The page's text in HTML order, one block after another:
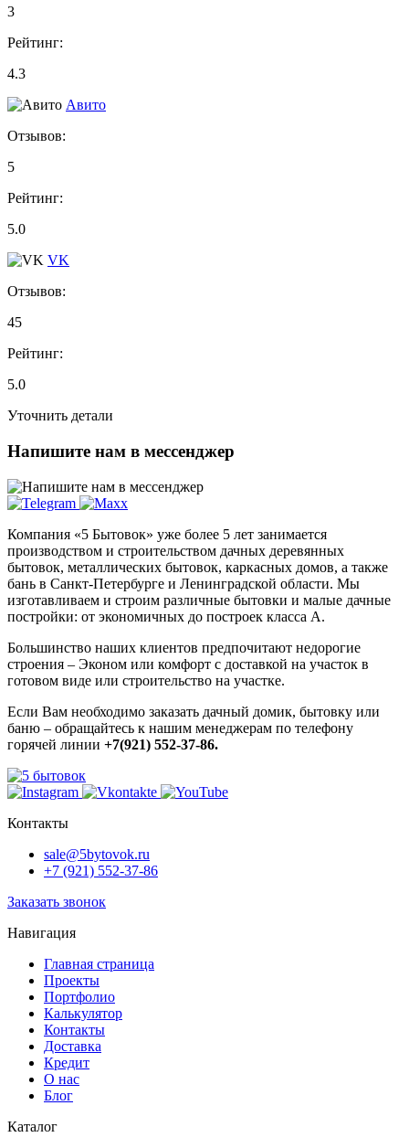
3
Рейтинг:
4.3
Авито
Отзывов:
5
Рейтинг:
5.0
VK
Отзывов:
45
Рейтинг:
5.0
Уточнить детали
Напишите нам в мессенджер
Компания «5 Бытовок» уже более 5 лет занимается
производством и строительством дачных деревянных
бытовок, металлических бытовок, каркасных домов, а также
бань в Санкт-Петербурге и Ленинградской области. Мы
изготавливаем и строим различные бытовки и малые дачные
постройки: от экономичных до построек класса А.
Большинство наших клиентов предпочитают недорогие
строения – Эконом или комфорт с доставкой на участок в
готовом виде или строительство на участке.
Если Вам необходимо заказать дачный домик, бытовку или
баню – обращайтесь к нашим менеджерам по телефону
горячей линии +7(921) 552-37-86.
Контакты
sale@5bytovok.ru
+7 (921) 552-37-86
Заказать звонок
Навигация
Главная страница
Проекты
Портфолио
Калькулятор
Контакты
Доставка
Кредит
О нас
Блог
Каталог